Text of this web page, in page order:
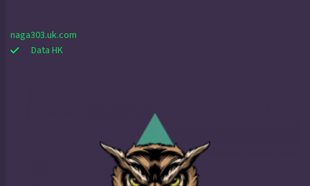
naga303.uk.com
Data HK